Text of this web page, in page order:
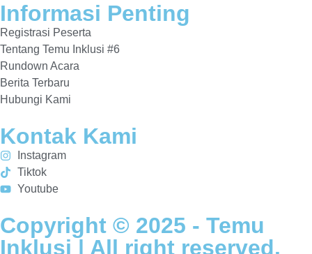
Informasi Penting
Registrasi Peserta
Tentang Temu Inklusi #6
Rundown Acara
Berita Terbaru
Hubungi Kami
Kontak Kami
Instagram
Tiktok
Youtube
Copyright © 2025 - Temu
Inklusi | All right reserved.